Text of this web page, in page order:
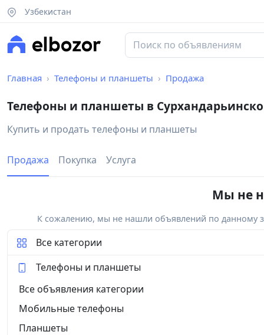
Узбекистан
Главная Телефоны и планшеты Продажа
Телефоны и планшеты в
Купить и продать телефоны и планшеты
Продажа Покупка Услуга
Мы не
К сожалению, мы не нашли объявлений по данному
Все категории
Телефоны и планшеты
Все объявления категории
Мобильные телефоны
Планшеты